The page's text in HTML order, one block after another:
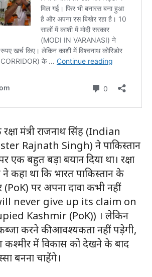
मंत्री राजनाथ सिंह (Indian
Rajnath Singh) ने पाकिस्तान
एक बहुत बड़ा बयान दिया था। रक्षा
ने कहा था कि भारत पाकिस्तान के
पर अपना दावा कभी नहीं
never give up its claim on
Kashmir (PoK)) । लेकिन
करने की आवश्यकता नहीं पड़ेगी,
कश्मीर में विकास को देखने के बाद
बनना चाहेंगे।